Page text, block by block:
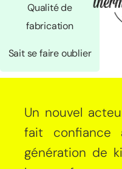
Qualité de
fabrication
Sait se faire oublier
Un nouvel
fait
génération de